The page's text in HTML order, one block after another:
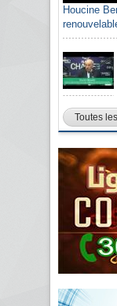
Houcine
Toutes